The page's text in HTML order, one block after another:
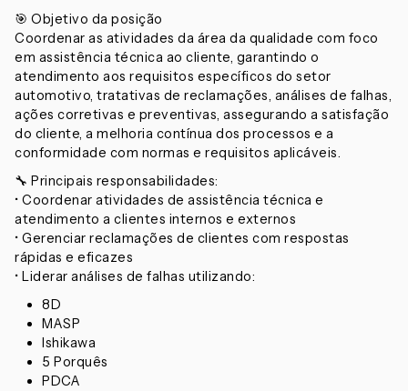
🎯 Objetivo da posição
Coordenar as atividades da área da qualidade com foco
em assistência técnica ao cliente, garantindo o
atendimento aos requisitos específicos do setor
automotivo, tratativas de reclamações, análises de falhas,
ações corretivas e preventivas, assegurando a satisfação
do cliente, a melhoria contínua dos processos e a
conformidade com normas e requisitos aplicáveis.
🔧 Principais responsabilidades:
• Coordenar atividades de assistência técnica e
atendimento a clientes internos e externos
• Gerenciar reclamações de clientes com respostas
rápidas e eficazes
• Liderar análises de falhas utilizando:
8D
MASP
Ishikawa
5 Porquês
PDCA